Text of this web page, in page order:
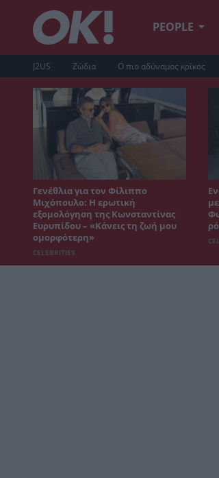
PEOPLE
J2US Ζώδια Ο πιο αδύναμος κρίκος
Γενέθλια για τον Φίλιππο
Μιχόπουλο: Η ερωτική
εξομολόγηση της Κωνσταντίνας
Ευρυπίδου – «Κάνεις τη ζωή μου
ομορφότερη»
CELEBRITIES